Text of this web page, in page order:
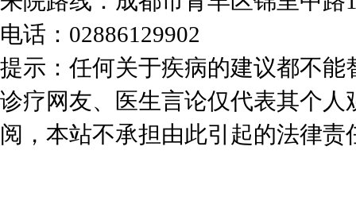
电话：02886129902
提示：任何关于疾病的建议都不
诊疗网友、医生言论仅代表其个
阅，本站不承担由此引起的法律责